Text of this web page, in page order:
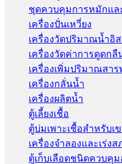
ชุดควบคุมการหมักแล
เครื่องปั่นเหวี่ยง
เครื่องวัดปริมาณน้ำอิส
เครื่องวัดค่าการดูดก
เครื่องเพิ่มปริมาณสา
เครื่องกลั่นน้ำ
เครื่องผลิตน้ำ
ตู้เลี้ยงเชื้อ
ตู้บ่มเพาะเชื้อสำหรับเ
เครื่องจำลองและเร่ง
ตู้เก็บเลือดชนิดควบคุ